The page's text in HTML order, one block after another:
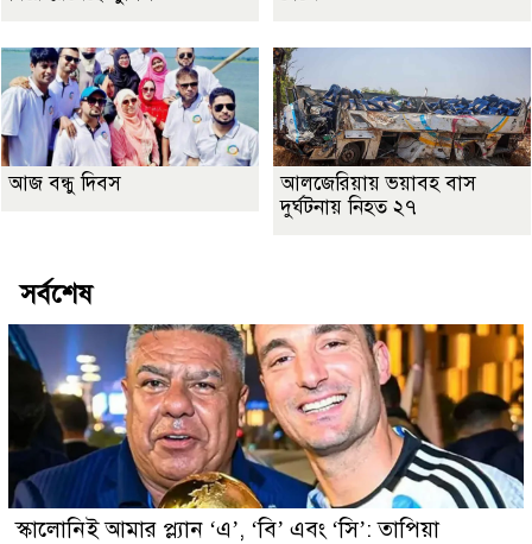
আজ বন্ধু দিবস
আলজেরিয়ায় ভয়াবহ বাস
দুর্ঘটনায় নিহত ২৭
সর্বশেষ
স্কালোনিই আমার প্ল্যান ‘এ’, ‘বি’ এবং ‘সি’: তাপিয়া